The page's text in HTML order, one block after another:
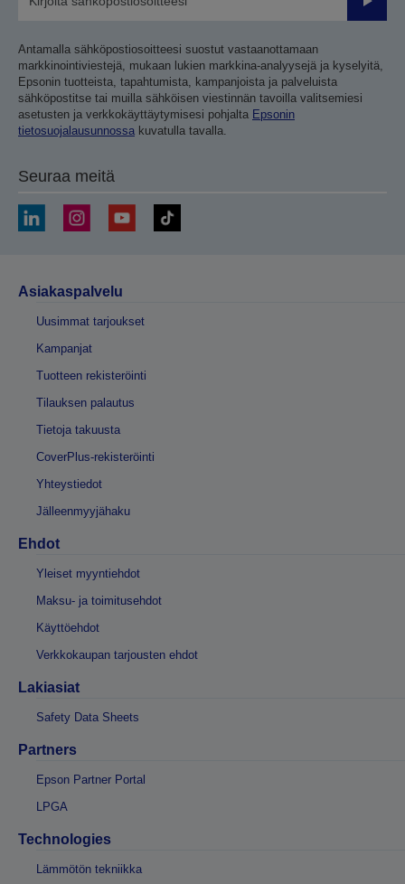
Lähetä
Antamalla sähköpostiosoitteesi suostut vastaanottamaan
markkinointiviestejä, mukaan lukien markkina-analyysejä ja kyselyitä,
Epsonin tuotteista, tapahtumista, kampanjoista ja palveluista
sähköpostitse tai muilla sähköisen viestinnän tavoilla valitsemiesi
asetusten ja verkkokäyttäytymisesi pohjalta Epsonin
tietosuojalausunnossa kuvatulla tavalla.
Seuraa meitä
Asiakaspalvelu
Uusimmat tarjoukset
Kampanjat
Tuotteen rekisteröinti
Tilauksen palautus
Tietoja takuusta
CoverPlus-rekisteröinti
Yhteystiedot
Jälleenmyyjähaku
Ehdot
Yleiset myyntiehdot
Maksu- ja toimitusehdot
Käyttöehdot
Verkkokaupan tarjousten ehdot
Lakiasiat
Safety Data Sheets
Partners
Epson Partner Portal
LPGA
Technologies
Lämmötön tekniikka